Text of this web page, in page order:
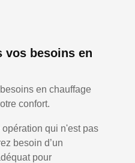
vos besoins en
en chauffage
confort.
qui n'est pas
besoin d’un
pour